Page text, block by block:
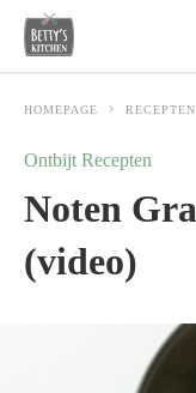
HOMEPAGE
Ontbijt Recepten
Noten
(video)